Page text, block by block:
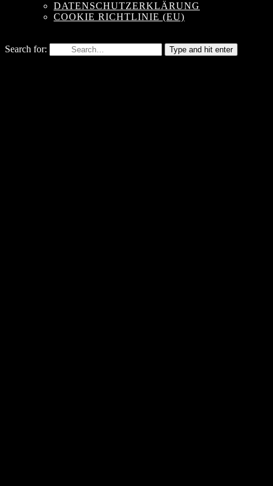
DATENSCHUTZERKLÄRUNG
COOKIE RICHTLINIE (EU)
Search for: Type and hit enter